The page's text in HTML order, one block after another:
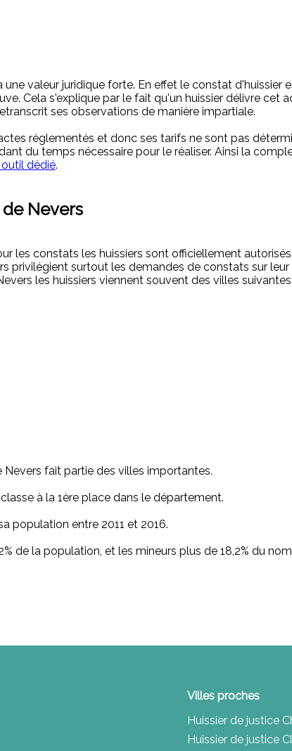
valeur juridique forte. En effet le constat
Cela s'explique par le fait qu'un huissier délivre
ses observations de manière impartiale.
réglementés et donc ses tarifs ne sont pas
du temps nécessaire pour le réaliser. Ainsi la
dédié.
Nevers
les constats les huissiers sont officiellement
privilégient surtout les demandes de constats sur
les huissiers viennent souvent des villes
fait partie des villes importantes.
à la 1ère place dans le département.
population entre 2011 et 2016.
de la population, et les mineurs plus de 18,2% du
Villes proches
Huissier de justice
Huissier de justice